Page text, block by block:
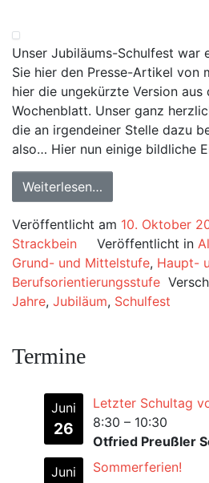
Unser Jubiläums-Schulfest war
Sie hier den Presse-Artikel von
hier die ungekürzte Version aus
Wochenblatt. Unser ganz
die an irgendeiner Stelle dazu
also… Hier nun einige bildliche
Weiterlesen…
Veröffentlicht am 10. Oktober
Strackbein
Veröffentlicht in
Grund- und Mittelstufe, Haupt-
Berufsorientierungsstufe
Jahre, Jubiläum, Schulfest
Termine
Juni
26
Letzter Schultag
8:30 – 10:30
Otfried Preußler
Juni
Sommerferien!